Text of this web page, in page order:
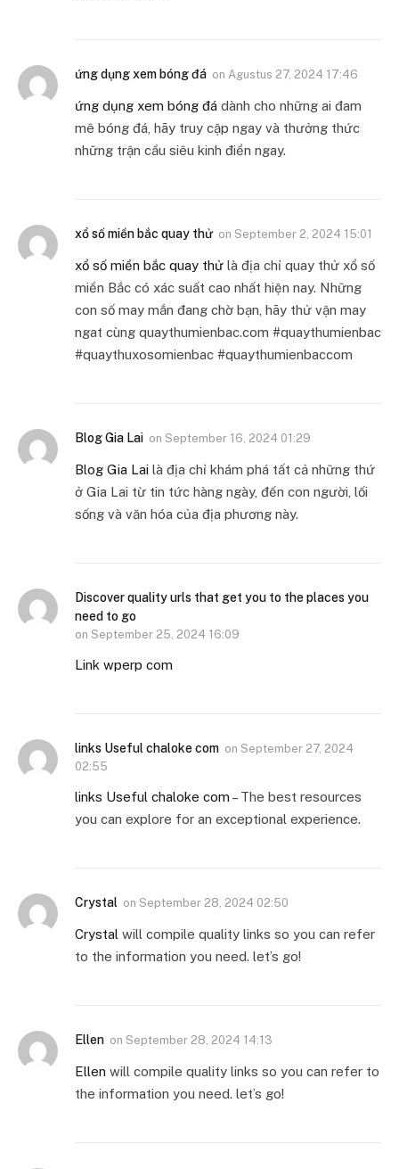
ứng dụng xem bóng đá on Agustus 27, 2024 17:46
ứng dụng xem bóng đá dành cho những ai đam
mê bóng đá, hãy truy cập ngay và thưởng thức
những trận cầu siêu kinh điển ngay.
xổ số miền bắc quay thử on September 2, 2024 15:01
xổ số miền bắc quay thử là địa chỉ quay thử xổ số
miền Bắc có xác suất cao nhất hiện nay. Những
con số may mắn đang chờ bạn, hãy thử vận may
ngat cùng quaythumienbac.com #quaythumienbac
#quaythuxosomienbac #quaythumienbaccom
Blog Gia Lai on September 16, 2024 01:29
Blog Gia Lai là địa chỉ khám phá tất cả những thứ
ở Gia Lai từ tin tức hàng ngày, đến con người, lối
sống và văn hóa của địa phương này.
Discover quality urls that get you to the places you
need to go
on September 25, 2024 16:09
Link wperp com
links Useful chaloke com on September 27, 2024
02:55
links Useful chaloke com – The best resources
you can explore for an exceptional experience.
Crystal on September 28, 2024 02:50
Crystal will compile quality links so you can refer
to the information you need. let’s go!
Ellen on September 28, 2024 14:13
Ellen will compile quality links so you can refer to
the information you need. let’s go!